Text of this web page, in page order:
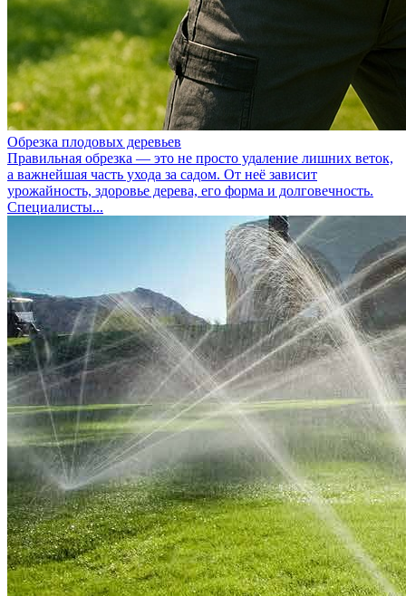
Обрезка плодовых деревьев
Правильная обрезка — это не просто удаление лишних веток,
а важнейшая часть ухода за садом. От неё зависит
урожайность, здоровье дерева, его форма и долговечность.
Специалисты...